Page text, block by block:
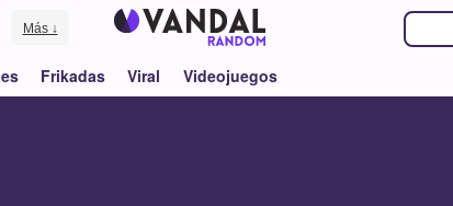
Más ↓
Frikadas Viral Videojuegos